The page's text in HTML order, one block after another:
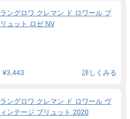
ラングロワ クレマン ド ロワール ブ
リュット ロゼ NV
¥3,443 詳しくみる
ラングロワ クレマン ド ロワール ヴ
ィンテージ ブリュット 2020